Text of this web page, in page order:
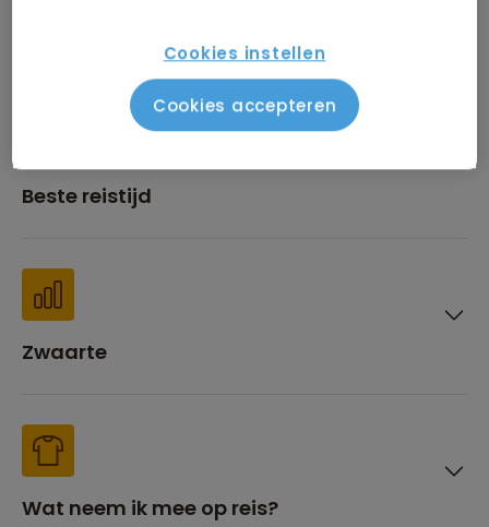
Beste reistijd
Zwaarte
Wat neem ik mee op reis?
Cookies instellen
Cookies accepteren